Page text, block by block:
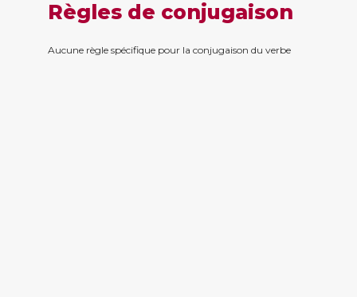
Règles de conjugaison
Aucune règle spécifique pour la conjugaison du verbe